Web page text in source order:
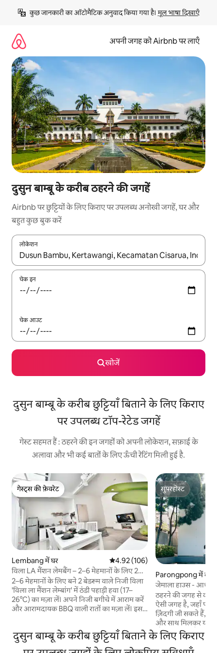
छोड़कर
कॉन्टेंट
कुछ जानकारी का ऑटोमैटिक अनुवाद किया गया है। मूल भाषा दिखाएँ
अपनी जगह को Airbnb पर लाएँ
दुसुन बाम्बू के करीब ठहरने की जगहें
Airbnb पर छुट्टियों के लिए किराए पर उपलब्ध अनोखी जगहें, घर और
बहुत कुछ बुक करें
लोकेशन
नतीजों के उपलब्ध होने पर, अप और डाउन 'ऐरो की' का इस्तेमाल करके नेविगेट
चेक इन
चेक आउट
खोजें
दुसुन बाम्बू के करीब छुट्टियाँ बिताने के लिए किराए
पर उपलब्ध टॉप-रेटेड जगहें
गेस्ट सहमत हैं : ठहरने की इन जगहों को अपनी लोकेशन, सफ़ाई के
अलावा और भी कई बातों के लिए ऊँची रेटिंग मिली हुई है.
गेस्ट्स की फ़ेवरेट
गेस्ट्स की फ़ेवरेट
Lembang में घर औसत रेटिंग 5 में से 4.92, 106 समीक्षाएँ
4.92 (106)
विला LA मैंशन लेमबैंग – 2–6 मेहमानों के लिए 2
बेडरूम
2–6 मेहमानों के लिए बने 2 बेडरूम वाले निजी विला
'विला ला मैंशन लेम्बांग' में ठंडी पहाड़ी हवा (17–
26°C) का मज़ा लें। अपने निजी बगीचे में आराम करें
और आरामदायक BBQ वाली रातों का मज़ा लें। इसमें
और HBO Max के साथ-साथ रोज़ एशियाई नाश्ता
शामिल है। कामकाजी दिनों या वीकएंड की छुट्टियों के
लिए बिलकुल सही। लेम्बांग पार्क और चिड़ियाघर से
सुपरहोस्ट
सुपरहोस्ट
Parongpong में
जेमाला हाउस -
जगह
ठहरने की जगह से कहीं बढ़कर।
ऐसी जगह है, जहाँ
ज़िंदगी जी सकते हैं,
और साथ मिलकर
स्कैंडिनेवियाई शैली से
और आकर्षक माहौल के
समझकर तैयार किया
दुसुन बाम्बू के करीब छुट्टियाँ बिताने के लिए किराए